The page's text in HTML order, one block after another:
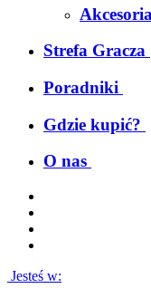
Akcesoria
Strefa Gracza
Poradniki
Gdzie kupić?
O nas
Jesteś w: